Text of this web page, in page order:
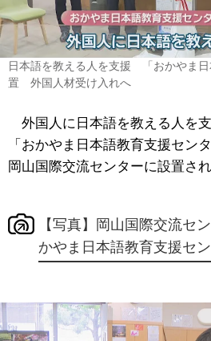
日本語を教える人を支援 「おかやま
置 外国人材受け入れへ
外国人に日本語を教える人を
「おかやま日本語教育支援セン
岡山国際交流センターに設置され
【写真】岡山国際交流セ
かやま日本語教育支援セ